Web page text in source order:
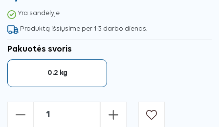
Yra sandėlyje
Produktą išsiųsime per 1-3 darbo dienas.
Pakuotės svoris
0.2 kg
- +